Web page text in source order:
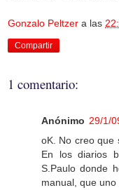
Gonzalo Peltzer a las
Compartir
1 comentario:
Anónimo 29/1/
oK. No creo que
En los diarios
S.Paulo donde
manual, que